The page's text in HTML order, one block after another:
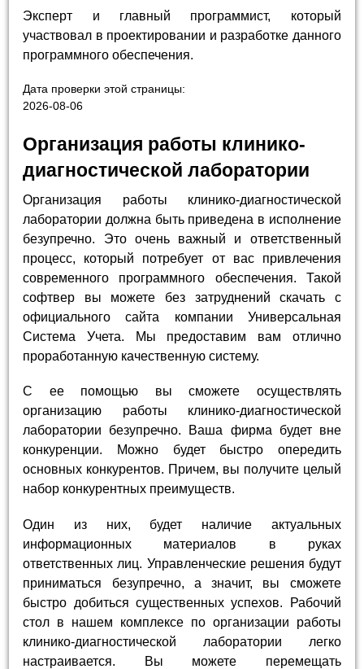
Эксперт и главный программист, который
участвовал в проектировании и разработке данного
программного обеспечения.
Дата проверки этой страницы:
2026-08-06
Организация работы клинико-
диагностической лаборатории
Организация работы клинико-диагностической
лаборатории должна быть приведена в исполнение
безупречно. Это очень важный и ответственный
процесс, который потребует от вас привлечения
современного программного обеспечения. Такой
софтвер вы можете без затруднений скачать с
официального сайта компании Универсальная
Система Учета. Мы предоставим вам отлично
проработанную качественную систему.
С ее помощью вы сможете осуществлять
организацию работы клинико-диагностической
лаборатории безупречно. Ваша фирма будет вне
конкуренции. Можно будет быстро опередить
основных конкурентов. Причем, вы получите целый
набор конкурентных преимуществ.
Один из них, будет наличие актуальных
информационных материалов в руках
ответственных лиц. Управленческие решения будут
приниматься безупречно, а значит, вы сможете
быстро добиться существенных успехов. Рабочий
стол в нашем комплексе по организации работы
клинико-диагностической лаборатории легко
настраивается. Вы можете перемещать